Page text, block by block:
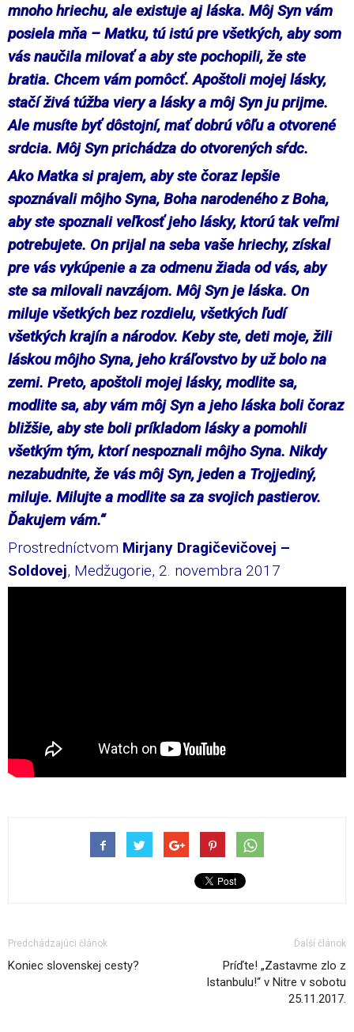
mnoho hriechu, ale existuje aj láska. Môj Syn vám
posiela mňa – Matku, tú istú pre všetkých, aby som
vás naučila milovať a aby ste pochopili, že ste
bratia. Chcem vám pomôcť. Apoštoli mojej lásky,
stačí živá túžba viery a lásky a môj Syn ju prijme.
Ale musíte byť dôstojní, mať dobrú vôľu a otvorené
srdcia. Môj Syn prichádza do otvorených sŕdc.
Ako Matka si prajem, aby ste čoraz lepšie
spoznávali môjho Syna, Boha narodeného z Boha,
aby ste spoznali veľkosť jeho lásky, ktorú tak veľmi
potrebujete. On prijal na seba vaše hriechy, získal
pre vás vykúpenie a za odmenu žiada od vás, aby
ste sa milovali navzájom. Môj Syn je láska. On
miluje všetkých bez rozdielu, všetkých ľudí
všetkých krajín a národov. Keby ste, deti moje, žili
láskou môjho Syna, jeho kráľovstvo by už bolo na
zemi. Preto, apoštoli mojej lásky, modlite sa,
modlite sa, aby vám môj Syn a jeho láska boli čoraz
bližšie, aby ste boli príkladom lásky a pomohli
všetkým tým, ktorí nespoznali môjho Syna. Nikdy
nezabudnite, že vás môj Syn, jeden a Trojjediný,
miluje. Milujte a modlite sa za svojich pastierov.
Ďakujem vám.“
Prostredníctvom Mirjany Dragičevičovej –
Soldovej, Medžugorie, 2. novembra 2017
Predchádzajúci článok
Koniec slovenskej cesty?
Ďalší článok
Príďte! „Zastavme zlo z
Istanbulu!“ v Nitre v sobotu
25.11.2017.